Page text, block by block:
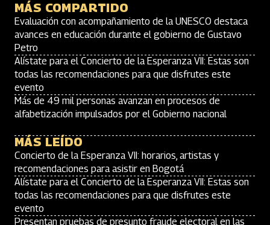
MÁS COMPARTIDO
Evaluación con acompañamiento de la UNESCO destaca
avances en educación durante el gobierno de Gustavo
Petro
Alístate para el Concierto de la Esperanza VII: Estas son
todas las recomendaciones para que disfrutes este
evento
Más de 49 mil personas avanzan en procesos de
alfabetización impulsados por el Gobierno nacional
MÁS LEÍDO
Concierto de la Esperanza VII: horarios, artistas y
recomendaciones para asistir en Bogotá
Alístate para el Concierto de la Esperanza VII: Estas son
todas las recomendaciones para que disfrutes este
evento
Presentan pruebas de presunto fraude electoral en las